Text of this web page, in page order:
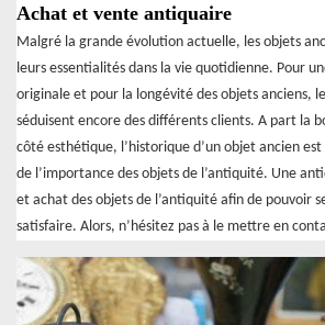
Achat et vente antiquaire
Malgré la grande évolution actuelle, les objets
leurs essentialités dans la vie quotidienne. Pour
originale et pour la longévité des objets anciens,
séduisent encore des différents clients. A part la
côté esthétique, l’historique d’un objet ancien
de l’importance des objets de l’antiquité. Une
et achat des objets de l’antiquité afin de pouvoir
satisfaire. Alors, n’hésitez pas à le mettre en